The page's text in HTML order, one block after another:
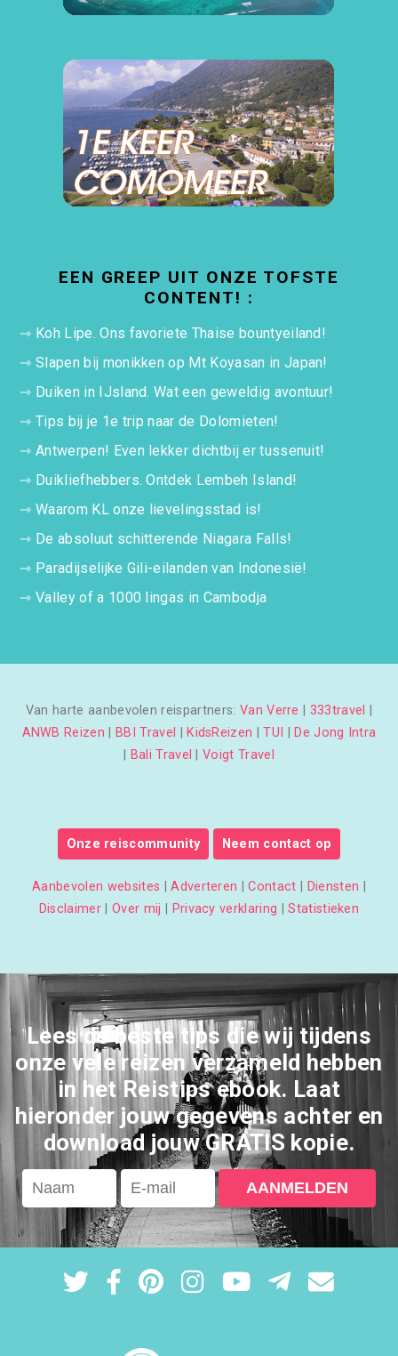
EEN GREEP UIT ONZE TOFSTE
CONTENT! :
⇾ Koh Lipe. Ons favoriete Thaise bountyeiland!
⇾Slapen bij monikken op Mt Koyasan in Japan!
⇾ Duiken in IJsland. Wat een geweldig avontuur!
⇾Tips bij je 1e trip naar de Dolomieten!
⇾Antwerpen! Even lekker dichtbij er tussenuit!
⇾ Duikliefhebbers. Ontdek Lembeh Island!
⇾Waarom KL onze lievelingsstad is!
⇾ De absoluut schitterende Niagara Falls!
⇾ Paradijselijke Gili-eilanden van Indonesië!
⇾Valley of a 1000 lingas in Cambodja
Van harte aanbevolen reispartners: Van Verre 333travel
ANWB Reizen
BBI Travel KidsReizen |TUI
De Jong Intra
Bali Travel |Voigt Travel
Onze reiscommunity Neem contact op
Aanbevolen websites |Adverteren |Contact Diensten
Disclaimer |Over mij Privacy verklaring |Statistieken
Lees de beste tips die wij tijdens
onze vele reizen verzameld hebben
in het Reistips ebook. Laat
hieronder jouw gegevens achter en
download jouw GRATIS kopie.